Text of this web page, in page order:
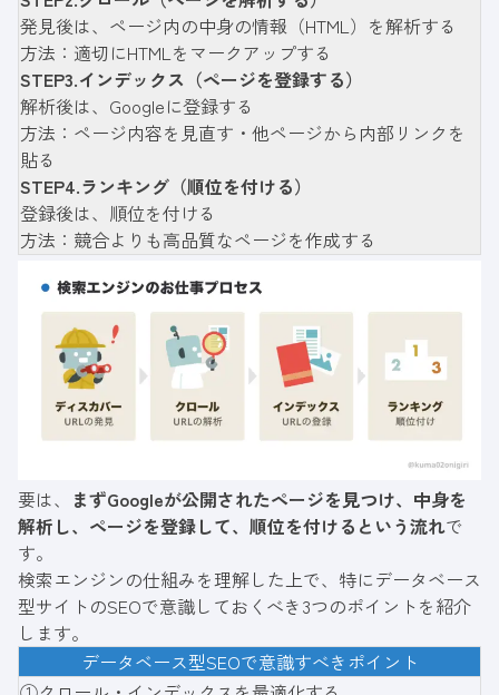
発見後は、ページ内の中身の情報（HTML）を解析する
方法：適切にHTMLをマークアップする
STEP3.インデックス（ページを登録する）
解析後は、Googleに登録する
方法：ページ内容を見直す・他ページから内部リンクを
貼る
STEP4.ランキング（順位を付ける）
登録後は、順位を付ける
方法：競合よりも高品質なページを作成する
要は、
まずGoogleが公開されたページを見つけ、中身を
解析し、ページを登録して、順位を付けるという流れで
す。
検索エンジンの仕組みを理解した上で、特にデータベース
型サイトのSEOで意識しておくべき3つのポイントを紹介
します。
データベース型SEOで意識すべきポイント